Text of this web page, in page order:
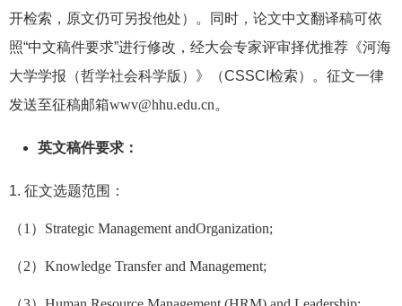
开检索，原文仍可另投他处）。同时，论文中文翻译稿可依
照“中文稿件要求”进行修改，经大会专家评审择优推荐《河海
大学学报（哲学社会科学版）》（CSSCI检索）。征文一律
发送至征稿邮箱wwv@hhu.edu.cn。
英文稿件要求：
1. 征文选题范围：
（1 ） Strategic Management andOrganization;
（2）Knowledge Transfer and Management;